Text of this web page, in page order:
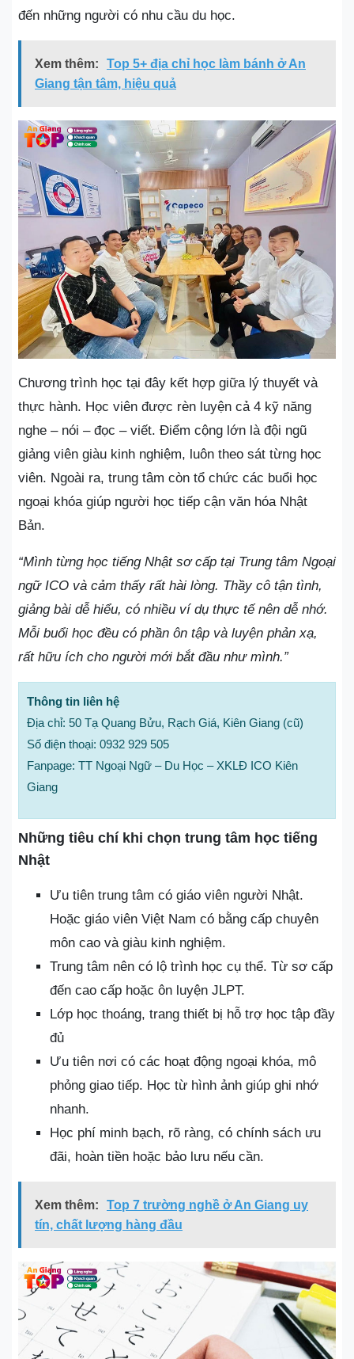
đến những người có nhu cầu du học.
Xem thêm:
Top 5+ địa chỉ học làm bánh ở An
Giang tận tâm, hiệu quả
Chương trình học tại đây kết hợp giữa lý thuyết và
thực hành. Học viên được rèn luyện cả 4 kỹ năng
nghe – nói – đọc – viết. Điểm cộng lớn là đội ngũ
giảng viên giàu kinh nghiệm, luôn theo sát từng học
viên. Ngoài ra, trung tâm còn tổ chức các buổi học
ngoại khóa giúp người học tiếp cận văn hóa Nhật
Bản.
“Mình từng học tiếng Nhật sơ cấp tại Trung tâm Ngoại
ngữ ICO và cảm thấy rất hài lòng. Thầy cô tận tình,
giảng bài dễ hiểu, có nhiều ví dụ thực tế nên dễ nhớ.
Mỗi buổi học đều có phần ôn tập và luyện phản xạ,
rất hữu ích cho người mới bắt đầu như mình.”
Thông tin liên hệ
Địa chỉ: 50 Tạ Quang Bửu, Rạch Giá, Kiên Giang (cũ)
Số điện thoại: 0932 929 505
Fanpage: TT Ngoại Ngữ – Du Học – XKLĐ ICO Kiên
Giang
Những tiêu chí khi chọn trung tâm học tiếng
Nhật
Ưu tiên trung tâm có giáo viên người Nhật.
Hoặc giáo viên Việt Nam có bằng cấp chuyên
môn cao và giàu kinh nghiệm.
Trung tâm nên có lộ trình học cụ thể. Từ sơ cấp
đến cao cấp hoặc ôn luyện JLPT.
Lớp học thoáng, trang thiết bị hỗ trợ học tập đầy
đủ
Ưu tiên nơi có các hoạt động ngoại khóa, mô
phỏng giao tiếp. Học từ hình ảnh giúp ghi nhớ
nhanh.
Học phí minh bạch, rõ ràng, có chính sách ưu
đãi, hoàn tiền hoặc bảo lưu nếu cần.
Xem thêm:
Top 7 trường nghề ở An Giang uy
tín, chất lượng hàng đầu